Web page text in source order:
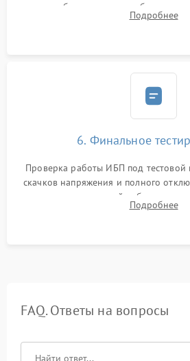
калибровки констант батареи,
срабатывания AVR и сброса
Подробнее
6. Финальное
Проверка работы ИБП под тестовой
скачков напряжения и полного
времени автономной работы,
корректности формыПодробнее
FAQ. Ответы на вопросы